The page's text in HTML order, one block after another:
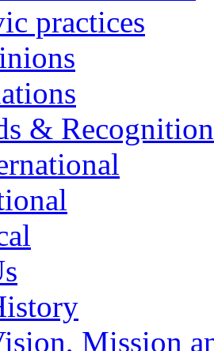
practices
&
Mission